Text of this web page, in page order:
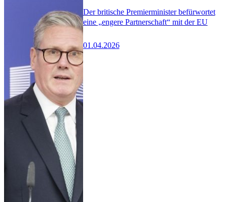
Der britische Premierminister befürwortet
eine „engere Partnerschaft“ mit der EU
01.04.2026